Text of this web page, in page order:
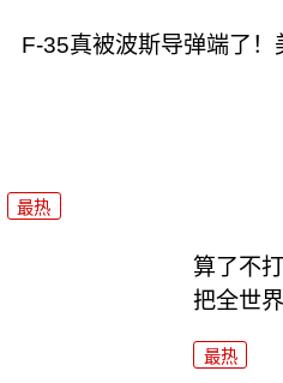
F-35真被波斯导弹端了！
最热
算了不
把全世
最热